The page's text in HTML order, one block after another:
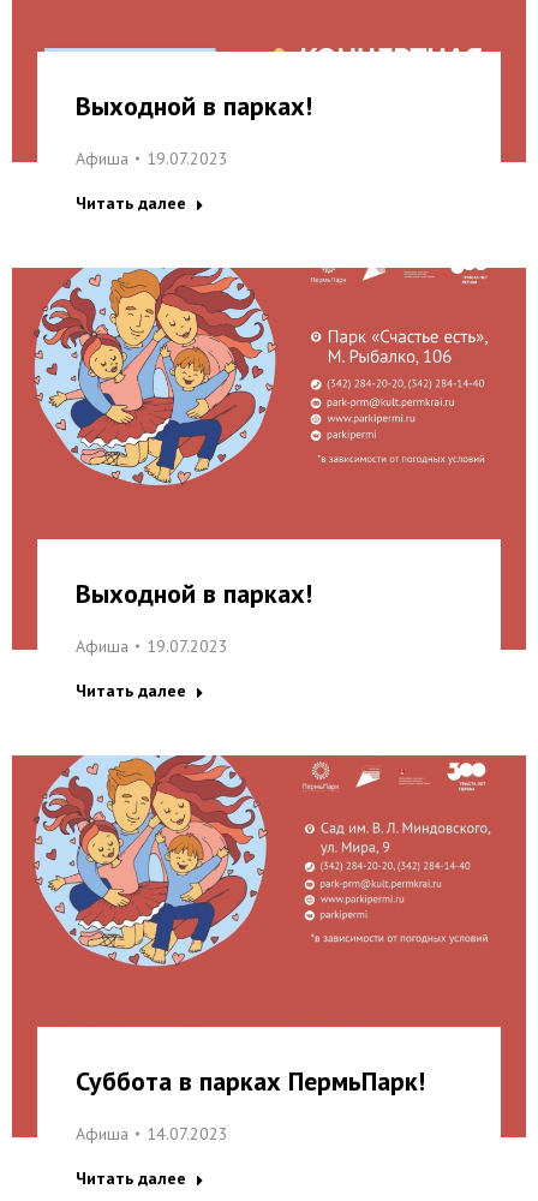
Выходной в парках!
Афиша 19.07.2023
Читать далее
Выходной в парках!
Афиша 19.07.2023
Читать далее
Суббота в парках ПермьПарк!
Афиша 14.07.2023
Читать далее